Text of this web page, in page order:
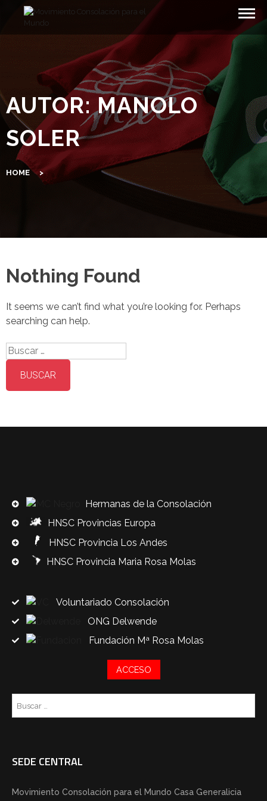
content
AUTOR:MANOLO
SOLER
HOME >
Nothing Found
It seems we can’t find what you’re looking for. Perhaps
searching can help.
Buscar:
Hermanas de la Consolación
HNSC Provincias Europa
HNSC Provincia Los Andes
HNSC Provincia Maria Rosa Molas
Voluntariado Consolación
ONG Delwende
Fundación Mª Rosa Molas
ACCESO
SEDE CENTRAL
Movimiento Consolación para el Mundo Casa Generalicia